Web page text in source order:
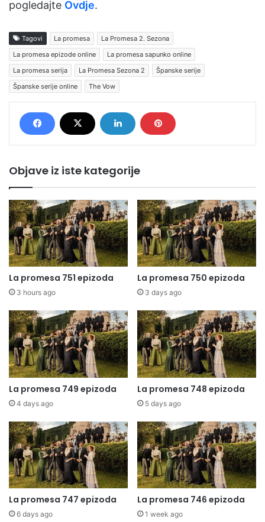
pogledajte Ovdje.
Tagovi La promesa
La Promesa 2. Sezona
La promesa epizode online
La promesa sapunko online
La promesa serija
La Promesa Sezona 2
Španske serije
Španske serije online
The Vow
Objave iz iste kategorije
La promesa 751 epizoda
3 hours ago
La promesa 750 epizoda
3 days ago
La promesa 749 epizoda
4 days ago
La promesa 748 epizoda
5 days ago
La promesa 747 epizoda
6 days ago
La promesa 746 epizoda
1 week ago